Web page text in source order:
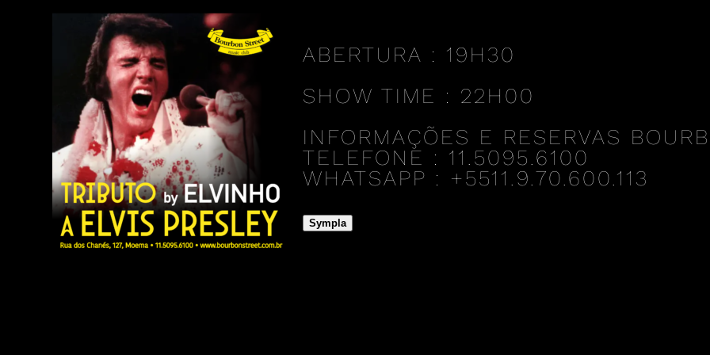
ABERTURA : 19H30
SHOW TIME : 22H00
INFORMAÇÕES E RESERVAS
TELEFONE : 11.5095.6100
WHATSAPP : +5511.9.70.600.113
Sympla